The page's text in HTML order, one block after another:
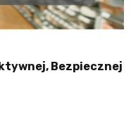
Bezpiecznej